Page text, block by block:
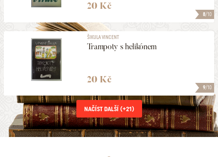
8/10
20 Kč
9/10
ŠIKULA VINCENT
Trampoty s helikónem
20 Kč
NAČÍST DALŠÍ (+21)